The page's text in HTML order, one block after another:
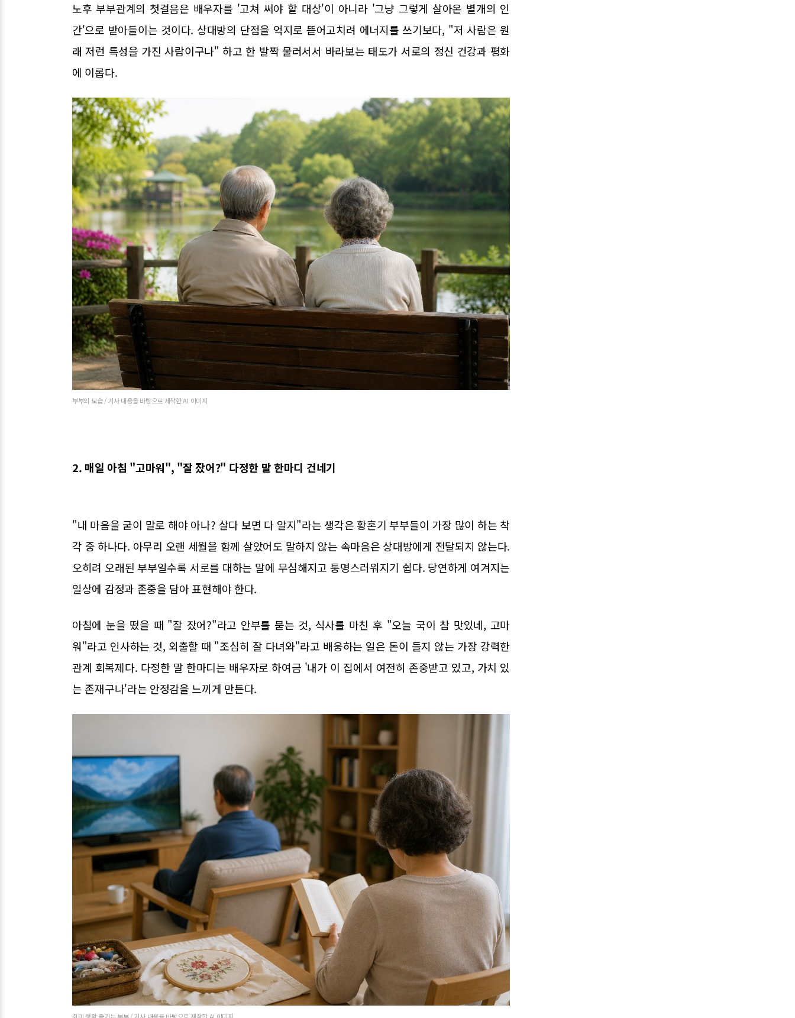
노후 부부관계의 첫걸음은 배우자를 '고쳐 써야 할 대상'이 아니라 '그냥 그렇게 살아온 별개의 인
간'으로 받아들이는 것이다. 상대방의 단점을 억지로 뜯어고치려 에너지를 쓰기보다, "저 사람은 원
래 저런 특성을 가진 사람이구나" 하고 한 발짝 물러서서 바라보는 태도가 서로의 정신 건강과 평화
에 이롭다.
부부의 모습 / 기사 내용을 바탕으로 제작한 AI 이미지
2. 매일 아침 "고마워", "잘 잤어?" 다정한 말 한마디 건네기
"내 마음을 굳이 말로 해야 아나? 살다 보면 다 알지"라는 생각은 황혼기 부부들이 가장 많이 하는 착
각 중 하나다. 아무리 오랜 세월을 함께 살았어도 말하지 않는 속마음은 상대방에게 전달되지 않는다.
오히려 오래된 부부일수록 서로를 대하는 말에 무심해지고 퉁명스러워지기 쉽다. 당연하게 여겨지는
일상에 감정과 존중을 담아 표현해야 한다.
아침에 눈을 떴을 때 "잘 잤어?"라고 안부를 묻는 것, 식사를 마친 후 "오늘 국이 참 맛있네, 고마
워"라고 인사하는 것, 외출할 때 "조심히 잘 다녀와"라고 배웅하는 일은 돈이 들지 않는 가장 강력한
관계 회복제다. 다정한 말 한마디는 배우자로 하여금 '내가 이 집에서 여전히 존중받고 있고, 가치 있
는 존재구나'라는 안정감을 느끼게 만든다.